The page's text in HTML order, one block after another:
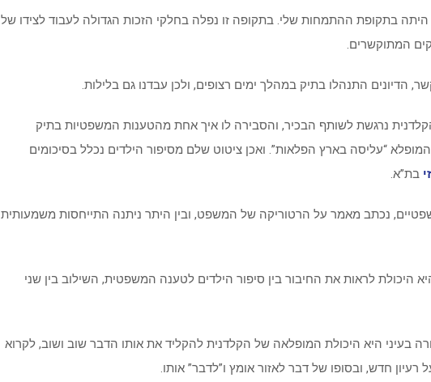
היתה בתקופת ההתמחות שלי. בתקופה זו נפלה בחלקי הזכות הגדולה לעבוד לצידו של
המתוקשרים.
הדיונים התנהלו בתיק במהלך ימים רצופים, ולכן עבדנו גם בלילות.
נרגשת לשותף הבכיר, והסבירה לו איך אחת מהטענות המשפטיות בתיק
“עליסה בארץ הפלאות”. ואכן ציטוט שלם מסיפור הילדים נכלל בסיכומים
בת”א.
נכתב מאמר על הרטוריקה של המשפט, ובין היתר ניתנה התייחסות משמעותית
היכולת לראות את החיבור בין סיפור הילדים לטענה המשפטית, השילוב בין שני
בעיני היא היכולת המופלאה של הקלדנית להקליד את אותו הדבר שוב ושוב, לקרוא
רעיון חדש, ובסופו של דבר לאזור אומץ ו”לדבר” אותו.